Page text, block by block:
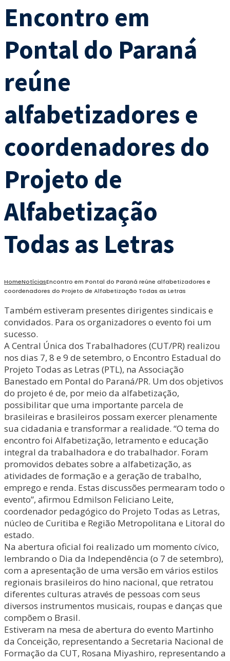
Encontro em
Pontal do Paraná
reúne
alfabetizadores e
coordenadores do
Projeto de
Alfabetização
Todas as Letras
HomeNotíciasEncontro em Pontal do Paraná reúne alfabetizadores e
coordenadores do Projeto de Alfabetização Todas as Letras
Também estiveram presentes dirigentes sindicais e
convidados. Para os organizadores o evento foi um
sucesso.
A Central Única dos Trabalhadores (CUT/PR) realizou
nos dias 7, 8 e 9 de setembro, o Encontro Estadual do
Projeto Todas as Letras (PTL), na Associação
Banestado em Pontal do Paraná/PR. Um dos objetivos
do projeto é de, por meio da alfabetização,
possibilitar que uma importante parcela de
brasileiras e brasileiros possam exercer plenamente
sua cidadania e transformar a realidade. “O tema do
encontro foi Alfabetização, letramento e educação
integral da trabalhadora e do trabalhador. Foram
promovidos debates sobre a alfabetização, as
atividades de formação e a geração de trabalho,
emprego e renda. Estas discussões permearam todo o
evento”, afirmou Edmilson Feliciano Leite,
coordenador pedagógico do Projeto Todas as Letras,
núcleo de Curitiba e Região Metropolitana e Litoral do
estado.
Na abertura oficial foi realizado um momento cívico,
lembrando o Dia da Independência (o 7 de setembro),
com a apresentação de uma versão em vários estilos
regionais brasileiros do hino nacional, que retratou
diferentes culturas através de pessoas com seus
diversos instrumentos musicais, roupas e danças que
compõem o Brasil.
Estiveram na mesa de abertura do evento Martinho
da Conceição, representando a Secretaria Nacional de
Formação da CUT, Rosana Miyashiro, representando a